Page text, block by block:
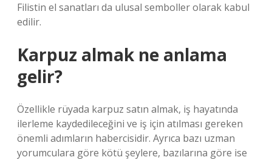
Filistin el sanatları da ulusal semboller olarak kabul
edilir.
Karpuz almak ne anlama
gelir?
Özellikle rüyada karpuz satın almak, iş hayatında
ilerleme kaydedileceğini ve iş için atılması gereken
önemli adımların habercisidir. Ayrıca bazı uzman
yorumculara göre kötü şeylere, bazılarına göre ise